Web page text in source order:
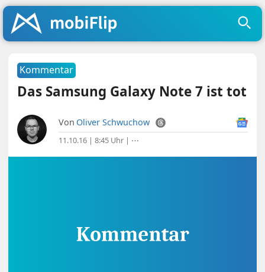
Kommentar
Das Samsung Galaxy Note 7 ist tot
Von Oliver Schwuchow
11.10.16 | 8:45 Uhr | ⋯